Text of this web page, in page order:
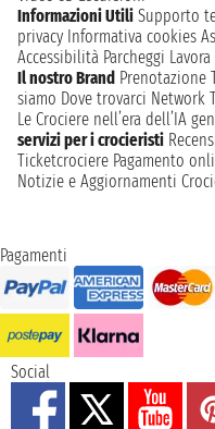
Informazioni Utili Supporto
privacy Informativa cookies
Accessibilità Parcheggi
Il nostro Brand Prenotazione
siamo Dove trovarci Network
Le Crociere nell’era dell’IA
servizi per i crocieristi
Ticketcrociere Pagamento
Notizie e Aggiornamenti
Pagamenti
Social